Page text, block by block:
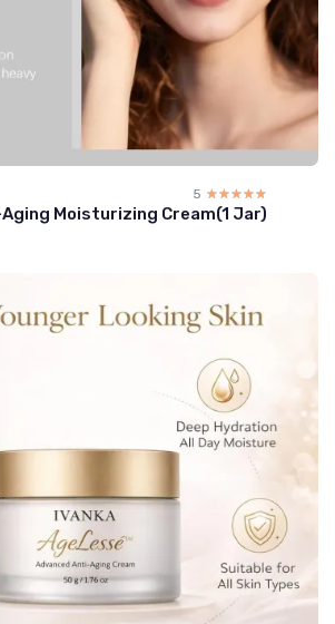
5 ☆☆☆☆☆
★★★★★
Moisturizing Cream(1 Jar)